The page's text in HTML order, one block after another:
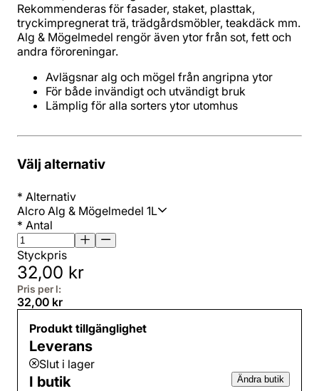
Rekommenderas för fasader, staket, plasttak,
tryckimpregnerat trä, trädgårdsmöbler, teakdäck mm.
Alg & Mögelmedel rengör även ytor från sot, fett och
andra föroreningar.
Avlägsnar alg och mögel från angripna ytor
För både invändigt och utvändigt bruk
Lämplig för alla sorters ytor utomhus
Välj alternativ
* Alternativ
Alcro Alg & Mögelmedel 1L
* Antal
Styckpris
32,00 kr
Pris per l:
32,00 kr
Produkt tillgänglighet
Leverans
Slut i lager
I butik Ändra butik